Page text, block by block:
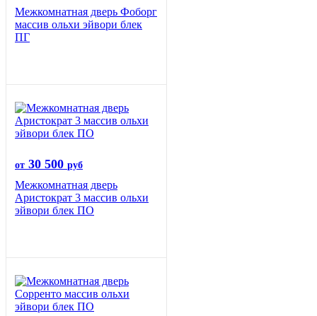
Межкомнатная дверь Фоборг
массив ольхи эйвори блек
ПГ
от 30 500 руб
Межкомнатная дверь
Аристократ 3 массив ольхи
эйвори блек ПО